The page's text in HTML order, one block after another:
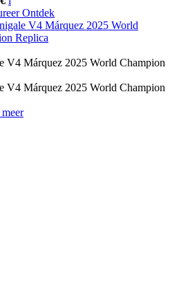
Ontdek
V4 Márquez 2025 World
Replica
V4 Márquez 2025 World Champion
V4 Márquez 2025 World Champion